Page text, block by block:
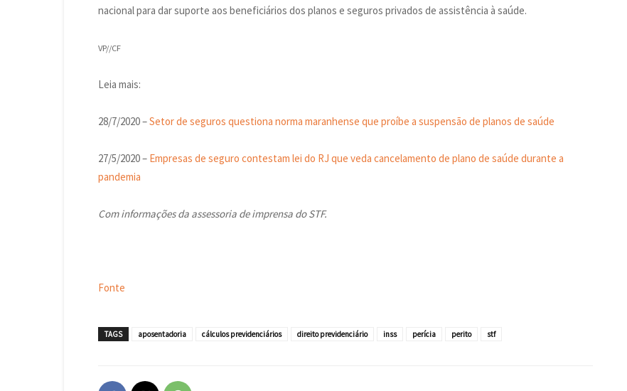
nacional para dar suporte aos beneficiários dos planos e seguros privados de assistência à saúde.
VP//CF
Leia mais:
28/7/2020 –Setor de seguros questiona norma maranhense que proíbe a suspensão de planos de saúde
27/5/2020 – Empresas de seguro contestam lei do RJ que veda cancelamento de plano de saúde durante a
pandemia
Com informações da assessoria de imprensa do STF.
Fonte
TAGS aposentadoria cálculos previdenciários direito previdenciário inss perícia perito stf